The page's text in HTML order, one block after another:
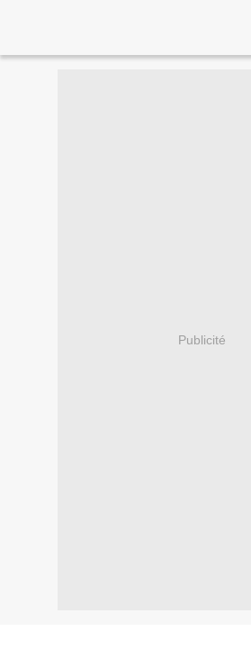
Publicité